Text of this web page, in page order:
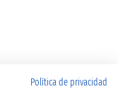
Política de privacidad